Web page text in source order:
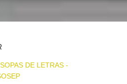
DE LETRAS -